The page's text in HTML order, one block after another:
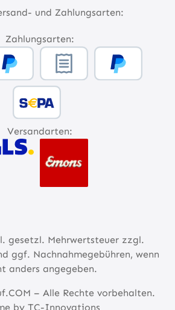
und Zahlungsarten:
Zahlungsarten:
Versandarten:
gesetzl. Mehrwertsteuer zzgl.
ggf. Nachnahmegebühren, wenn
anders angegeben.
– Alle Rechte vorbehalten.
by TC-Innovations